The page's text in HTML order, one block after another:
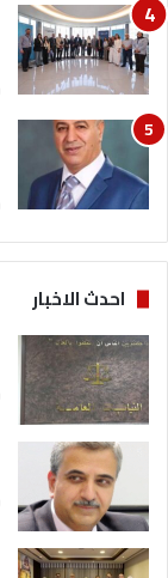
احدث الاخبار